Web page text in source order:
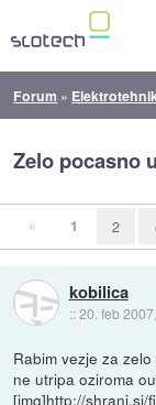
Forum »
Zelo pocasno
« 1 2
kobilica
::20. feb
Rabim vezje za
ne utripa oziroma
[img]http://shrani.si/